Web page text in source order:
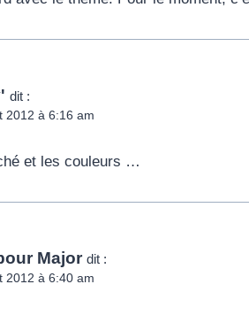
dit :
2012 à 6:16 am
et les couleurs …
Major dit :
2012 à 6:40 am